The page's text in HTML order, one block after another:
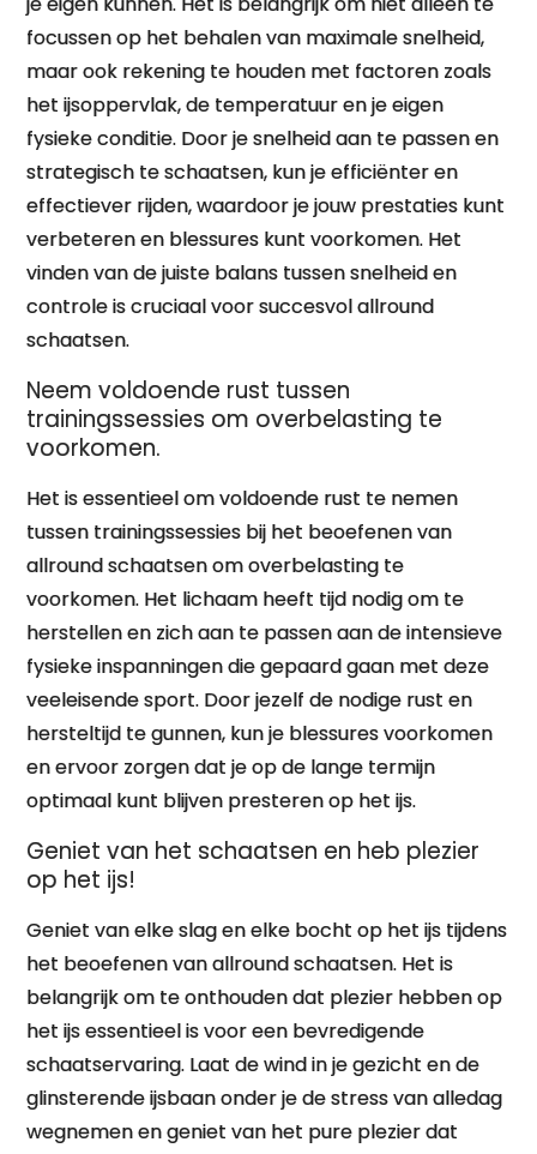
focussen op het behalen van maximale snelheid,
maar ook rekening te houden met factoren zoals
het ijsoppervlak, de temperatuur en je eigen
fysieke conditie. Door je snelheid aan te passen en
strategisch te schaatsen, kun je efficiënter en
effectiever rijden, waardoor je jouw prestaties kunt
verbeteren en blessures kunt voorkomen. Het
vinden van de juiste balans tussen snelheid en
controle is cruciaal voor succesvol allround
schaatsen.
Neem voldoende rust tussen
trainingssessies om overbelasting te
voorkomen.
Het is essentieel om voldoende rust te nemen
tussen trainingssessies bij het beoefenen van
allround schaatsen om overbelasting te
voorkomen. Het lichaam heeft tijd nodig om te
herstellen en zich aan te passen aan de intensieve
fysieke inspanningen die gepaard gaan met deze
veeleisende sport. Door jezelf de nodige rust en
hersteltijd te gunnen, kun je blessures voorkomen
en ervoor zorgen dat je op de lange termijn
optimaal kunt blijven presteren op het ijs.
Geniet van het schaatsen en heb plezier
op het ijs!
Geniet van elke slag en elke bocht op het ijs tijdens
het beoefenen van allround schaatsen. Het is
belangrijk om te onthouden dat plezier hebben op
het ijs essentieel is voor een bevredigende
schaatservaring. Laat de wind in je gezicht en de
glinsterende ijsbaan onder je de stress van alledag
wegnemen en geniet van het pure plezier dat